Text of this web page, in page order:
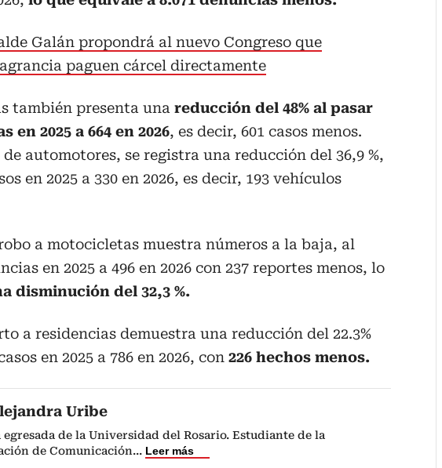
Galán propondrá al nuevo Congreso que
paguen cárcel directamente
también presenta una reducción del 48% al pasar
en 2025 a 664 en 2026, es decir, 601 casos menos.
automotores, se registra una reducción del 36,9 %,
en 2025 a 330 en 2026, es decir, 193 vehículos
a motocicletas muestra números a la baja, al
en 2025 a 496 en 2026 con 237 reportes menos, lo
disminución del 32,3 %.
a residencias demuestra una reducción del 22.3%
en 2025 a 786 en 2026, con 226 hechos menos.
Uribe
de la Universidad del Rosario. Estudiante de la
de Comunicación... Leer más